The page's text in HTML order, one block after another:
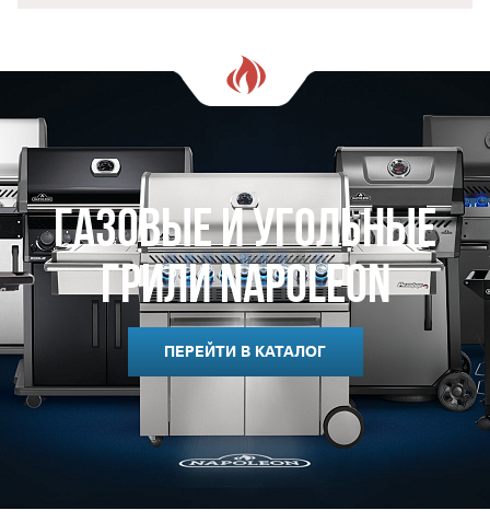
Газовые и Угольные
Грили Napoleon
ПЕРЕЙТИ В КАТАЛОГ